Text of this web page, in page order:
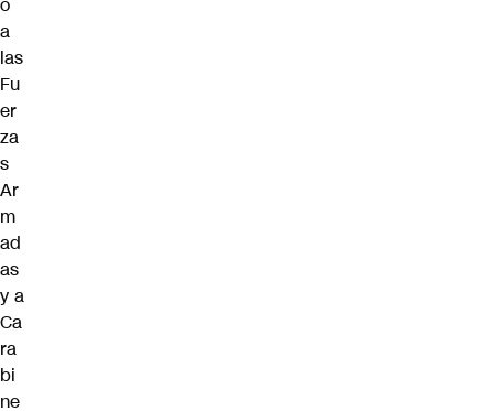
a
las
Fu
er
za
s
Ar
m
ad
as
y a
Ca
ra
bi
ne